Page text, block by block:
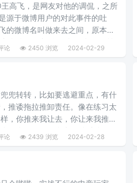
高飞，是网友对他的调侃，之所
源于微博用户的对此事件的吐
的微博名叫做来去之间，原本是
去掉一竖之后是“夹”，并且微博
称为“夹”，所以来去之间喜提夹
论 2450 浏览 2024-02-29
兜转转，比如要逃避重点，有什
推诿拖拉推卸责任。像在练习太
，你推来我让去，你让来我推
推去，不明确表态，避重就轻含
论 2439 浏览 2024-02-28